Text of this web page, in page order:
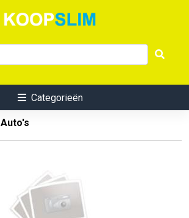
Categorieën
Auto's